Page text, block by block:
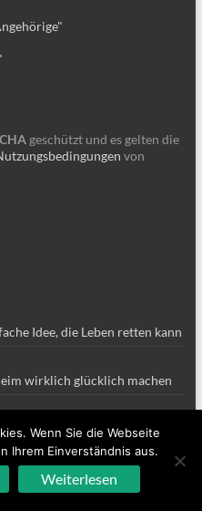
geschützt und es gelten die
von
Idee, die Leben retten kann
wirklich glücklich machen
Lachen oft die beste Medizin
und Lebensqualität am
Wenn Sie die Webseite
Ihrem Einverständnis aus.
Weiterlesen